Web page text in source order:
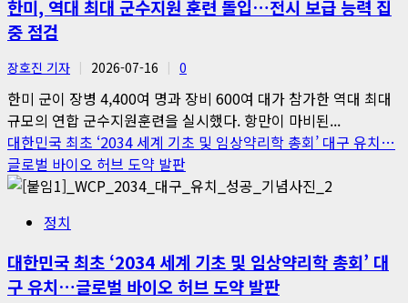
한미, 역대 최대 군수지원 훈련 돌입…전시 보급 능력 집
중 점검
장호진 기자 2026-07-16 0
한미 군이 장병 4,400여 명과 장비 600여 대가 참가한 역대 최대
규모의 연합 군수지원훈련을 실시했다. 항만이 마비된...
대한민국 최초 ‘2034 세계 기초 및 임상약리학 총회’ 대구 유치…
글로벌 바이오 허브 도약 발판
정치
대한민국 최초 ‘2034 세계 기초 및 임상약리학 총회’ 대
구 유치…글로벌 바이오 허브 도약 발판